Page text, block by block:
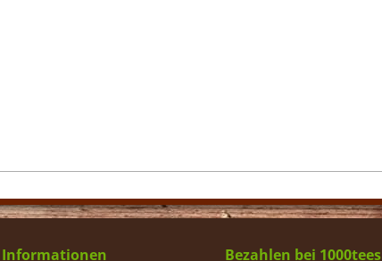
Informationen Bezahlen bei 1000tees